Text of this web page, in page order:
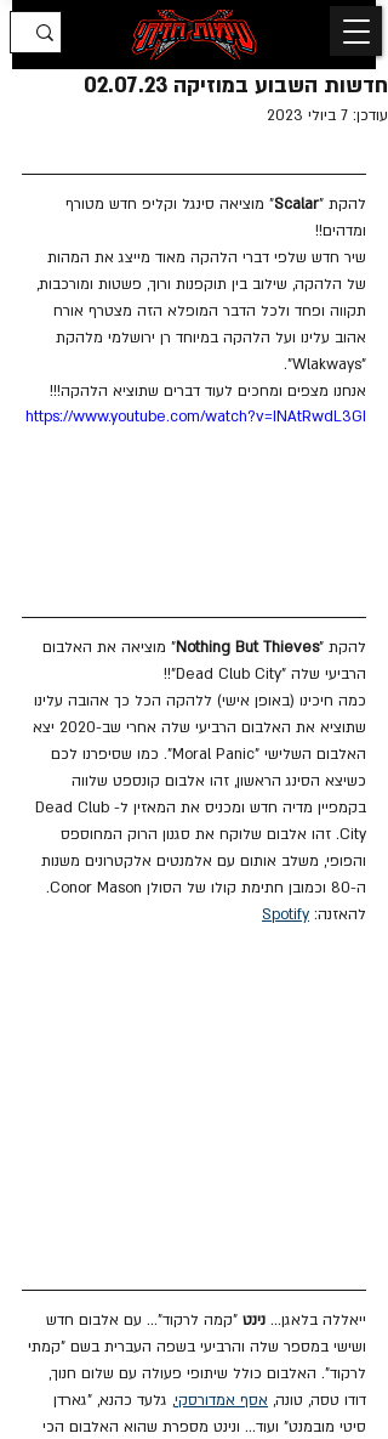
חדשות השבוע במוזיקה 02.07.23
עודכן: 7 ביולי 2023
להקת "Scalar" מוציאה סינגל וקליפ חדש מטורף
ומדהים!!
שיר חדש שלפי דברי הלהקה מאוד מייצג את המהות
של הלהקה, שילוב בין תוקפנות ורוך, פשטות ומורכבות,
תקווה ופחד ולכל הדבר המופלא הזה מצטרף אורח
אהוב עלינו ועל הלהקה במיוחד רן ירושלמי מלהקת
"Wlakways".
אנחנו מצפים ומחכים לעוד דברים שתוציא הלהקה!!!
https://www.youtube.com/watch?v=INAtRwdL3GI
להקת "Nothing But Thieves" מוציאה את האלבום
הרביעי שלה "Dead Club City"!!
כמה חיכינו (באופן אישי) ללהקה הכל כך אהובה עלינו
שתוציא את האלבום הרביעי שלה אחרי שב-2020 יצא
האלבום השלישי "Moral Panic". כמו שסיפרנו לכם
כשיצא הסינג הראשון, זהו אלבום קונספט שלווה
בקמפיין מדיה חדש ומכניס את המאזין ל-Dead Club
City. זהו אלבום שלוקח את סגנון הרוק המחוספס
והפופי, משלב אותום עם אלמנטים אלקטרונים משנות
ה-80 וכמובן חתימת קולו של הסולן Conor Mason.
להאזנה: Spotify
ייאללה בלאגן... נינט "קמה לרקוד"... עם אלבום חדש
ושישי במספר שלה והרביעי בשפה העברית בשם "קמתי
לרקוד". האלבום כולל שיתופי פעולה עם שלום חנוך,
דודו טסה, טונה, אסף אמדורסקי, גלעד כהנא, "גארדן
סיטי מובמנט" ועוד... ונינט מספרת שהוא האלבום הכי